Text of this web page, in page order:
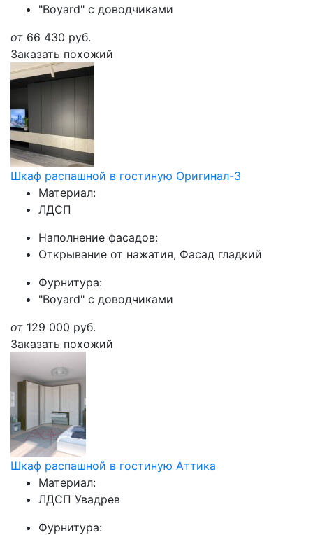
"Boyard" с доводчиками
от 66 430 руб.
Заказать похожий
Шкаф распашной в гостиную Оригинал-3
Материал:
ЛДСП
Наполнение фасадов:
Открывание от нажатия, Фасад гладкий
Фурнитура:
"Boyard" с доводчиками
от 129 000 руб.
Заказать похожий
Шкаф распашной в гостиную Аттика
Материал:
ЛДСП Увадрев
Фурнитура: